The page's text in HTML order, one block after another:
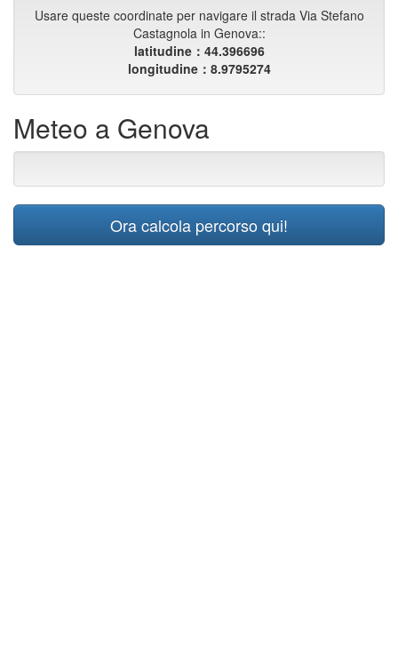
Usare queste coordinate per navigare il strada Via Stefano
Castagnola in Genova::
latitudine：44.396696
longitudine：8.9795274
Meteo a Genova
Ora calcola percorso qui!